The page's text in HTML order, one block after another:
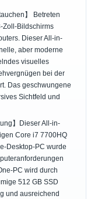
】 Betreten
Zoll-Bildschirms
Dieser All-in-
aber moderne
visuelles
bei der
Das geschwungene
Sichtfeld und
】Dieser All-in-
Core i7 7700HQ
Desktop-PC wurde
PC wird durch
512 GB SSD
und ausreichend